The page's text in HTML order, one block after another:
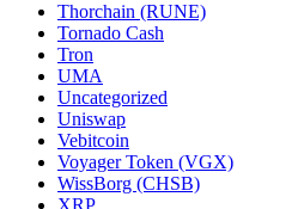
Thorchain (RUNE)
Tornado Cash
Tron
UMA
Uncategorized
Uniswap
Vebitcoin
Voyager Token (VGX)
WissBorg (CHSB)